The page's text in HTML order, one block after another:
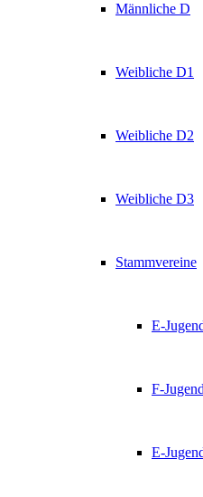
Männliche D
Weibliche D1
Weibliche D2
Weibliche D3
Stammvereine
E-
F-
E-